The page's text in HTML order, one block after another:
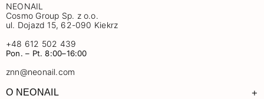
NEONAIL
Cosmo Group Sp. z o.o.
ul. Dojazd 15, 62-090 Kiekrz
+48 612 502 439
Pon. – Pt. 8:00–16:00
znn@neonail.com
O NEONAIL +